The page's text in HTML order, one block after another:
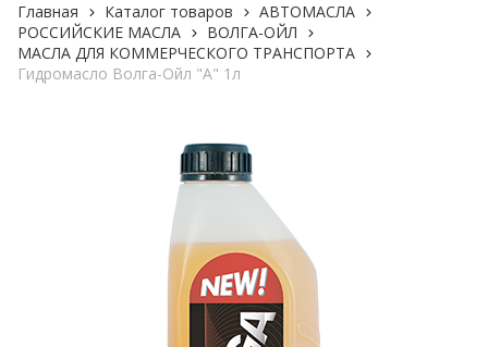
Главная Каталог товаров
АВТОМАСЛА
РОССИЙСКИЕ МАСЛА
ВОЛГА-ОЙЛ
МАСЛА ДЛЯ КОММЕРЧЕСКОГО ТРАНСПОРТА
Гидромасло Волга-Ойл "А" 1л